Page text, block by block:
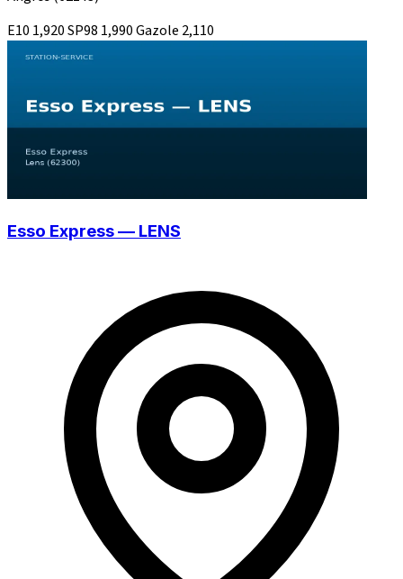
E10 1,920SP98 1,990Gazole 2,110
Esso Express — LENS